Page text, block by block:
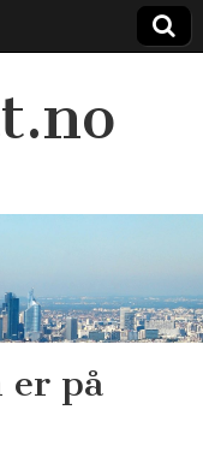
er på